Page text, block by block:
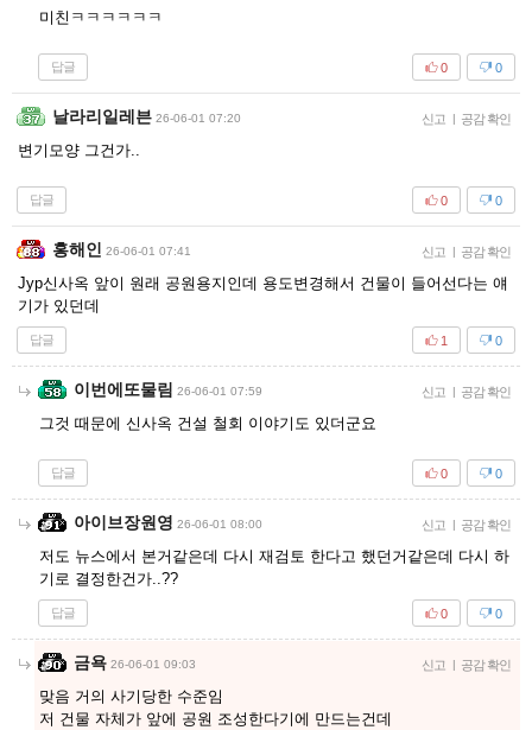
미친ㅋㅋㅋㅋㅋㅋ
답글 0
0
날라리일레븐 26-06-01 07:20 신고 | 공감 확인
변기모양 그건가..
답글 0
0
홍해인 26-06-01 07:41 신고 | 공감 확인
Jyp신사옥 앞이 원래 공원용지인데 용도변경해서 건물이 들어선다는 얘
기가 있던데
답글 0
1
이번에또물림 26-06-01 07:59 신고 | 공감 확인
그것 때문에 신사옥 건설 철회 이야기도 있더군요
답글 0
0
아이브장원영 26-06-01 08:00 신고 | 공감 확인
저도 뉴스에서 본거같은데 다시 재검토 한다고 했던거같은데 다시 하
기로 결정한건가..??
답글 0
0
금욕 26-06-01 09:03 신고 | 공감 확인
맞음 거의 사기당한 수준임
저 건물 자체가 앞에 공원 조성한다기에 만드는건데